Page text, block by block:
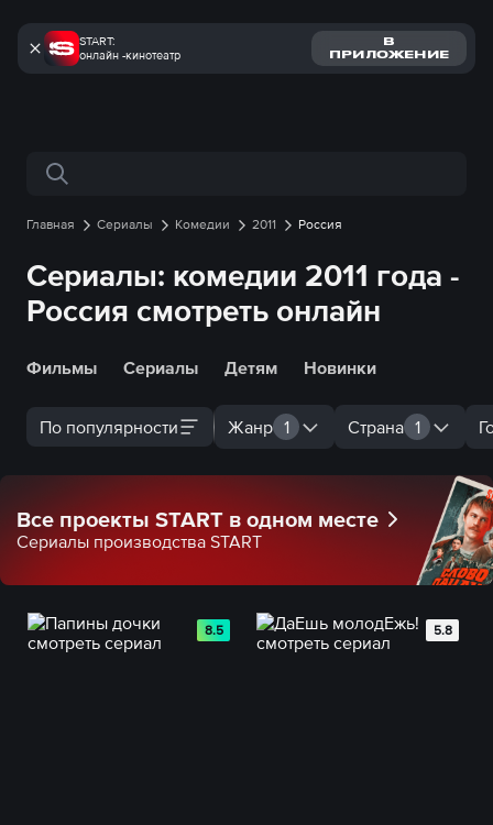
START:
онлайн -кинотеатр
В
ПРИЛОЖЕНИЕ
Поиск по сайту
Главная Сериалы Комедии 2011 Россия
Сериалы: комедии 2011 года -
Россия смотреть онлайн
Фильмы Сериалы Детям Новинки
По популярности Жанр 1 Страна 1
Все проекты START в одном месте
Сериалы производства START
8.5 5.8